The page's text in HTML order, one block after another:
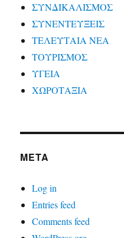
ΣΥΝΔΙΚΑΛΙΣΜΟΣ
ΣΥΝΕΝΤΕΥΞΕΙΣ
ΤΕΛΕΥΤΑΙΑ ΝΕΑ
ΤΟΥΡΙΣΜΟΣ
ΥΓΕΙΑ
ΧΩΡΟΤΑΞΙΑ
META
Log in
Entries feed
Comments feed